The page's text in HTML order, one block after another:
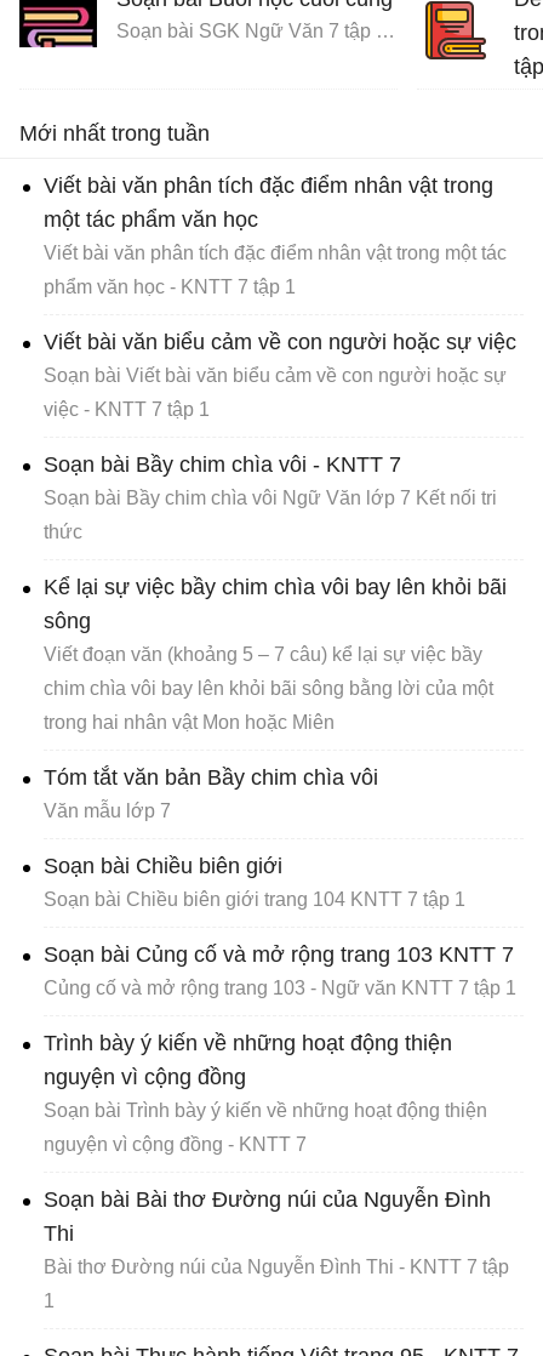
Soạn bài SGK Ngữ Văn 7 tập 1 Cánh diều
Mới nhất trong tuần
Viết bài văn phân tích đặc điểm nhân vật trong
một tác phẩm văn học
Viết bài văn phân tích đặc điểm nhân vật trong một tác
phẩm văn học - KNTT 7 tập 1
Viết bài văn biểu cảm về con người hoặc sự việc
Soạn bài Viết bài văn biểu cảm về con người hoặc sự
việc - KNTT 7 tập 1
Soạn bài Bầy chim chìa vôi - KNTT 7
Soạn bài Bầy chim chìa vôi Ngữ Văn lớp 7 Kết nối tri
thức
Kể lại sự việc bầy chim chìa vôi bay lên khỏi bãi
sông
Viết đoạn văn (khoảng 5 – 7 câu) kể lại sự việc bầy
chim chìa vôi bay lên khỏi bãi sông bằng lời của một
trong hai nhân vật Mon hoặc Miên
Tóm tắt văn bản Bầy chim chìa vôi
Văn mẫu lớp 7
Soạn bài Chiều biên giới
Soạn bài Chiều biên giới trang 104 KNTT 7 tập 1
Soạn bài Củng cố và mở rộng trang 103 KNTT 7
Củng cố và mở rộng trang 103 - Ngữ văn KNTT 7 tập 1
Trình bày ý kiến về những hoạt động thiện
nguyện vì cộng đồng
Soạn bài Trình bày ý kiến về những hoạt động thiện
nguyện vì cộng đồng - KNTT 7
Soạn bài Bài thơ Đường núi của Nguyễn Đình
Thi
Bài thơ Đường núi của Nguyễn Đình Thi - KNTT 7 tập
1